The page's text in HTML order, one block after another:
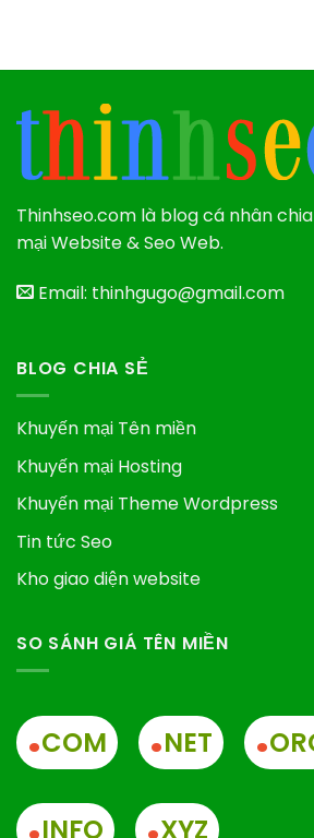
Thinhseo.com là blog cá nhân
mại Website & Seo Web.
Email: thinhgugo@gmail.com
BLOG CHIA SẺ
Khuyến mại Tên miền
Khuyến mại Hosting
Khuyến mại Theme Wordpress
Tin tức Seo
Kho giao diện website
SO SÁNH GIÁ TÊN MIỀN
.COM .NET .
.INFO .XYZ